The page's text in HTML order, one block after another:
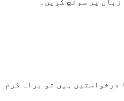
پر سوئچ کریں۔
درخواستیں ہیں تو براہ کرم